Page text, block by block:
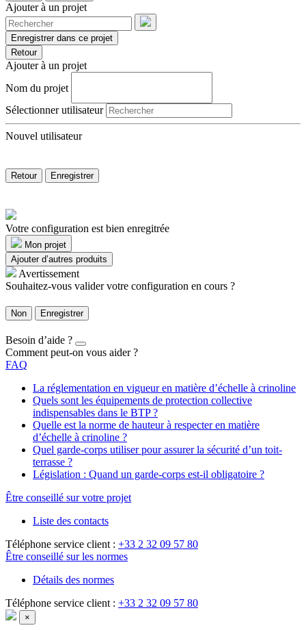
Ajouter à un projet
Enregistrer dans ce projet
Retour
Ajouter à un projet
Nom du projet
Sélectionner utilisateur
Nouvel utilisateur
Retour Enregistrer
Votre configuration est bien enregitrée
Mon projet
Ajouter d’autres produits
Avertissement
Souhaitez-vous valider votre configuration en cours ?
Non Enregistrer
Besoin d’aide ?
Comment peut-on vous aider ?
FAQ
La réglementation en vigueur en matière d’échelle à crinoline
Quels sont les équipements de protection collective
indispensables dans le BTP ?
Quelle est la norme de hauteur à respecter en matière
d’échelle à crinoline ?
Quel garde-corps utiliser pour assurer la sécurité d’un toit-
terrasse ?
Législation : Quand un garde-corps est-il obligatoire ?
Être conseillé sur votre projet
Liste des contacts
Téléphone service client : +33 2 32 09 57 80
Être conseillé sur les normes
Détails des normes
Téléphone service client : +33 2 32 09 57 80
×